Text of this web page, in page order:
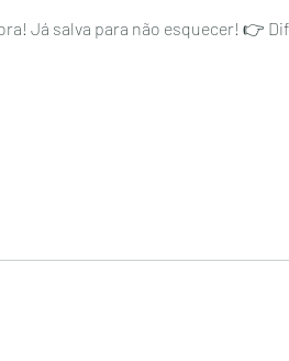
👉 Diferentes modos de preparo facilitam o consumo de